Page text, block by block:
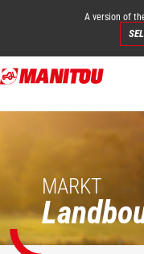
Overslaan
en
A version of
MARKT